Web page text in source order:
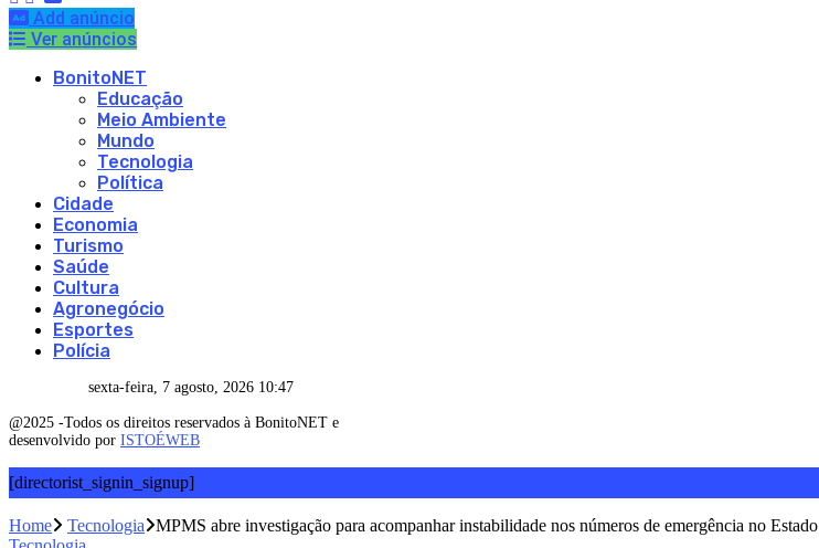
Add anúncio
Ver anúncios
BonitoNET
Educação
Meio Ambiente
Mundo
Tecnologia
Política
Cidade
Economia
Turismo
Saúde
Cultura
Agronegócio
Esportes
Polícia
sexta-feira, 7 agosto, 2026 10:47
@2025 -Todos os direitos reservados à BonitoNET e
desenvolvido por ISTOÉWEB
[directorist_signin_signup]
Home Tecnologia
MPMS abre investigação para acompanhar instabilidade nos números de emergência no Estado